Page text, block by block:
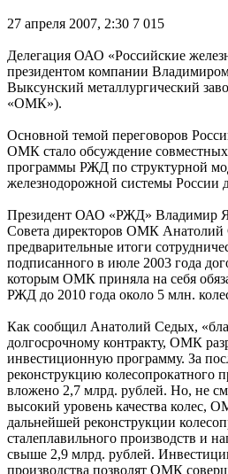
27 апреля 2007, 2:30 7 015
Делегация ОАО «Российские
президентом компании
Выксунский металлургический
«ОМК»).
Основной темой переговоров
ОМК стало обсуждение
программы РЖД по структурной
железнодорожной системы России
Президент ОАО «РЖД» Владимир
Совета директоров ОМК Анатолий
предварительные итоги
подписанного в июле 2003 года
которым ОМК приняла на себя
РЖД до 2010 года около 5 млн.
Как сообщил Анатолий Седых,
долгосрочному контракту, ОМК
инвестиционную программу. За
реконструкцию колесопрокатного
вложено 2,7 млрд. рублей. Но, не
высокий уровень качества колес,
дальнейшей реконструкции
сталеплавильного производств и
свыше 2,9 млрд. рублей.
производства позволят ОМК